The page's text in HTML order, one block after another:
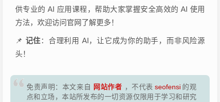
供专业的 AI 应用课程，帮助大家掌握安全高效的 AI 使用
方法，欢迎访问官网了解更多！
📌 记住：合理利用 AI，让它成为你的助手，而非风险源
头！
免责声明：本文来自 网站作者 ，不代表 seofensi 的观
点和立场，本站所发布的一切资源仅限用于学习和研究